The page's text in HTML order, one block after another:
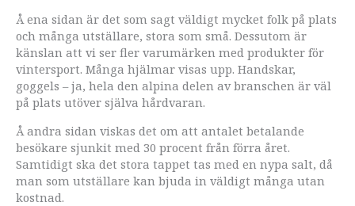
Å ena sidan är det som sagt väldigt mycket folk på plats
och många utställare, stora som små. Dessutom är
känslan att vi ser fler varumärken med produkter för
vintersport. Många hjälmar visas upp. Handskar,
goggels – ja, hela den alpina delen av branschen är väl
på plats utöver själva hårdvaran.
Å andra sidan viskas det om att antalet betalande
besökare sjunkit med 30 procent från förra året.
Samtidigt ska det stora tappet tas med en nypa salt, då
man som utställare kan bjuda in väldigt många utan
kostnad.